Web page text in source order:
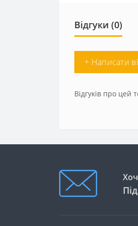
Відгуки (0)
+ Написати
Відгуків про цей